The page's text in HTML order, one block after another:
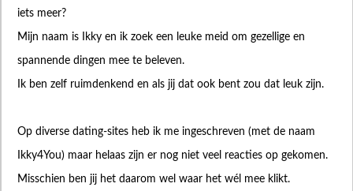
iets meer?
Mijn naam is Ikky en ik zoek een leuke meid om gezellige en
spannende dingen mee te beleven.
Ik ben zelf ruimdenkend en als jij dat ook bent zou dat leuk zijn.
Op diverse dating-sites heb ik me ingeschreven (met de naam
Ikky4You) maar helaas zijn er nog niet veel reacties op gekomen.
Misschien ben jij het daarom wel waar het wél mee klikt.